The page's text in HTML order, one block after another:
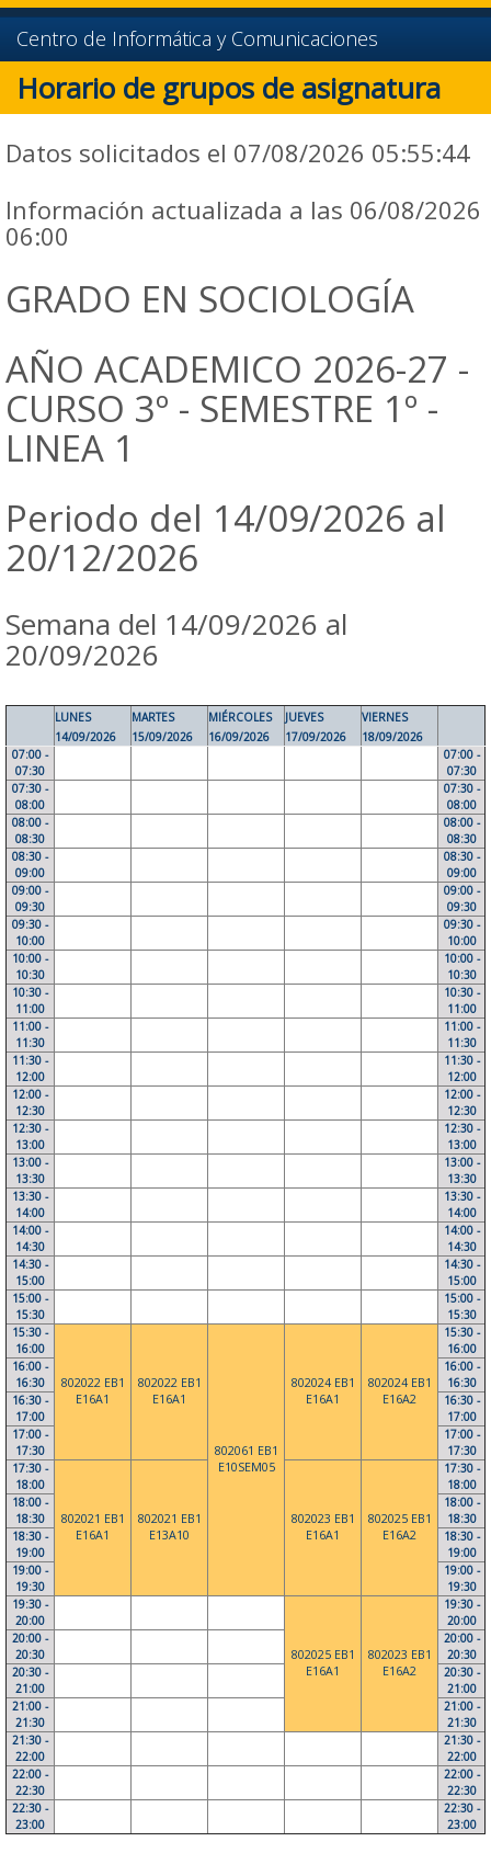
Centro de Informática y Comunicaciones
Horario de grupos de asignatura
Datos solicitados el 07/08/2026 05:55:44
Información actualizada a las 06/08/2026
06:00
GRADO EN SOCIOLOGÍA
AÑO ACADEMICO 2026-27 -
CURSO 3º - SEMESTRE 1º -
LINEA 1
Periodo del 14/09/2026 al
20/12/2026
Semana del 14/09/2026 al
20/09/2026
LUNES
14/09/2026
MARTES
15/09/2026
MIÉRCOLES
16/09/2026
JUEVES
17/09/2026
VIERNES
18/09/2026
07:00 -
07:30
07:00 -
07:30
07:30 -
08:00
07:30 -
08:00
08:00 -
08:30
08:00 -
08:30
08:30 -
09:00
08:30 -
09:00
09:00 -
09:30
09:00 -
09:30
09:30 -
10:00
09:30 -
10:00
10:00 -
10:30
10:00 -
10:30
10:30 -
11:00
10:30 -
11:00
11:00 -
11:30
11:00 -
11:30
11:30 -
12:00
11:30 -
12:00
12:00 -
12:30
12:00 -
12:30
12:30 -
13:00
12:30 -
13:00
13:00 -
13:30
13:00 -
13:30
13:30 -
14:00
13:30 -
14:00
14:00 -
14:30
14:00 -
14:30
14:30 -
15:00
14:30 -
15:00
15:00 -
15:30
15:00 -
15:30
15:30 -
16:00
802022 EB1
E16A1
802022 EB1
E16A1
802061 EB1
E10SEM05
802024 EB1
E16A1
802024 EB1
E16A2
15:30 -
16:00
16:00 -
16:30
16:00 -
16:30
16:30 -
17:00
16:30 -
17:00
17:00 -
17:30
17:00 -
17:30
17:30 -
18:00
802021 EB1
E16A1
802021 EB1
E13A10
802023 EB1
E16A1
802025 EB1
E16A2
17:30 -
18:00
18:00 -
18:30
18:00 -
18:30
18:30 -
19:00
18:30 -
19:00
19:00 -
19:30
19:00 -
19:30
19:30 -
20:00
802025 EB1
E16A1
802023 EB1
E16A2
19:30 -
20:00
20:00 -
20:30
20:00 -
20:30
20:30 -
21:00
20:30 -
21:00
21:00 -
21:30
21:00 -
21:30
21:30 -
22:00
21:30 -
22:00
22:00 -
22:30
22:00 -
22:30
22:30 -
23:00
22:30 -
23:00